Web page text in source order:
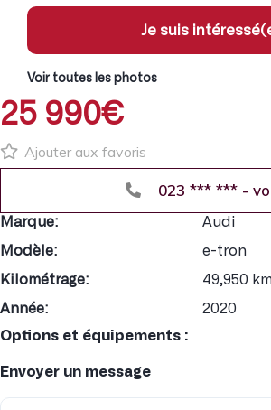
Je suis
Voir toutes les photos
25 990€
Ajouter aux favoris
023 *** ***
Marque:
Audi
Modèle:
e-tron
Kilométrage:
49,950
Année:
2020
Options et équipements :
Envoyer un message